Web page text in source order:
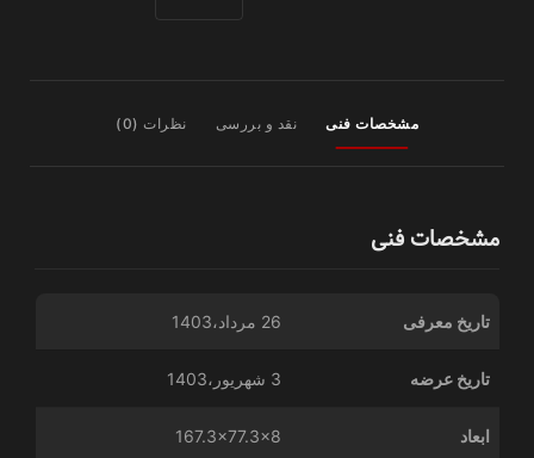
مشخصات فنی نقد و بررسی نظرات (0)
مشخصات فنی
تاریخ معرفی 26 مرداد،1403
تاریخ عرضه 3 شهریور،1403
ابعاد 167.3x77.3x8